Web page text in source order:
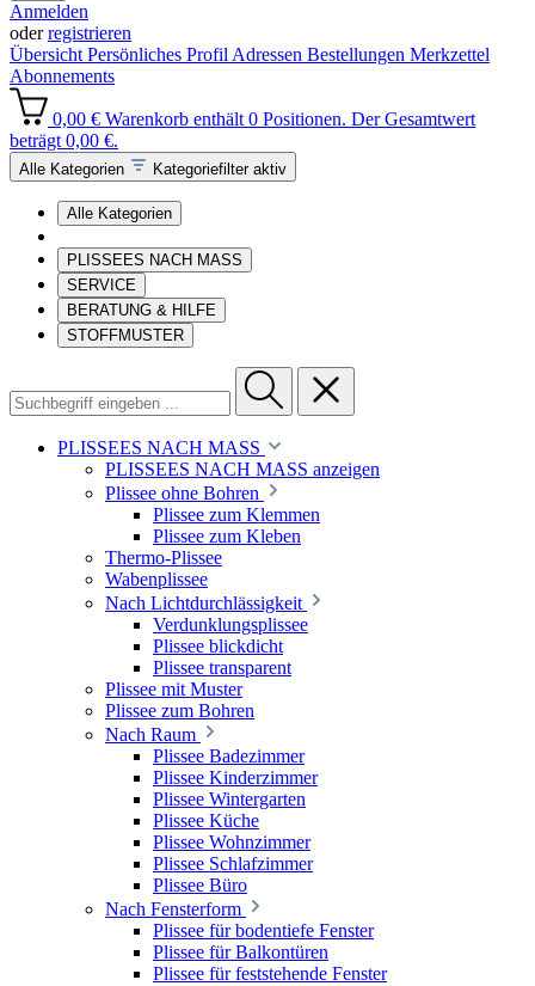
Anmelden
oderregistrieren
Übersicht Persönliches Profil Adressen Bestellungen Merkzettel
Abonnements
0,00 € Warenkorb enthält 0 Positionen. Der Gesamtwert
beträgt 0,00 €.
Alle Kategorien Kategoriefilter aktiv
Alle Kategorien
PLISSEES NACH MASS
SERVICE
BERATUNG & HILFE
STOFFMUSTER
PLISSEES NACH MASS
PLISSEES NACH MASS anzeigen
Plissee ohne Bohren
Plissee zum Klemmen
Plissee zum Kleben
Thermo-Plissee
Wabenplissee
Nach Lichtdurchlässigkeit
Verdunklungsplissee
Plissee blickdicht
Plissee transparent
Plissee mit Muster
Plissee zum Bohren
Nach Raum
Plissee Badezimmer
Plissee Kinderzimmer
Plissee Wintergarten
Plissee Küche
Plissee Wohnzimmer
Plissee Schlafzimmer
Plissee Büro
Nach Fensterform
Plissee für bodentiefe Fenster
Plissee für Balkontüren
Plissee für feststehende Fenster